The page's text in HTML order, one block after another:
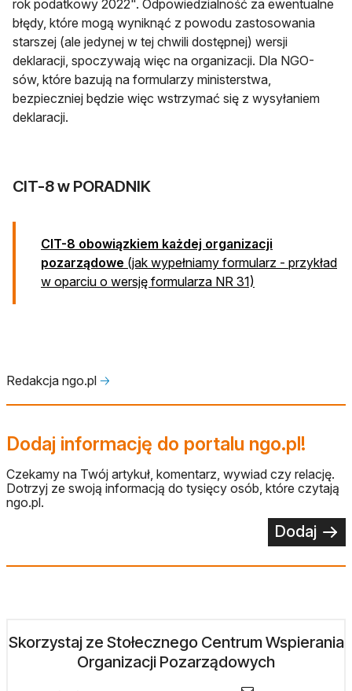
rok podatkowy 2022". Odpowiedzialność za ewentualne
błędy, które mogą wyniknąć z powodu zastosowania
starszej (ale jedynej w tej chwili dostępnej) wersji
deklaracji, spoczywają więc na organizacji. Dla NGO-
sów, które bazują na formularzy ministerstwa,
bezpieczniej będzie więc wstrzymać się z wysyłaniem
deklaracji.
CIT-8 w PORADNIK
CIT-8 obowiązkiem każdej organizacji
pozarządowe (jak wypełniamy formularz - przykład
w oparciu o wersję formularza NR 31)
Redakcja ngo.pl 🡢
Dodaj informację do portalu ngo.pl!
Czekamy na Twój artykuł, komentarz, wywiad czy relację.
Dotrzyj ze swoją informacją do tysięcy osób, które czytają
ngo.pl.
Dodaj
Skorzystaj ze Stołecznego Centrum Wspierania
Organizacji Pozarządowych